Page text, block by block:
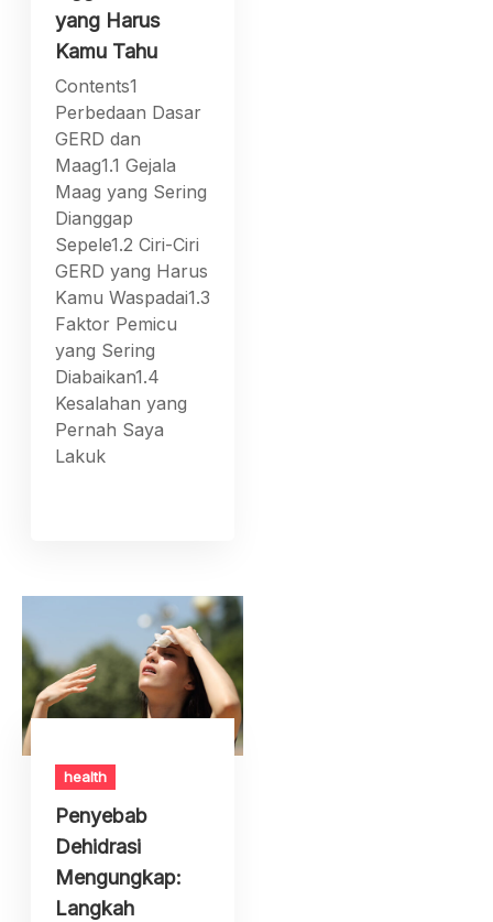
yang Harus
Kamu Tahu
Contents1
Perbedaan Dasar
GERD dan
Maag1.1 Gejala
Maag yang Sering
Dianggap
Sepele1.2 Ciri-Ciri
GERD yang Harus
Kamu Waspadai1.3
Faktor Pemicu
yang Sering
Diabaikan1.4
Kesalahan yang
Pernah Saya
Lakuk
health
Penyebab
Dehidrasi
Mengungkap:
Langkah